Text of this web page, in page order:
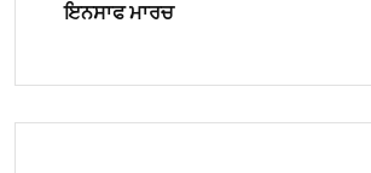
ਇਨਸਾਫ ਮਾਰਚ